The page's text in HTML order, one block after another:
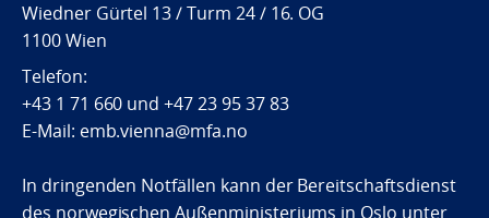
Wiedner Gürtel 13 / Turm 24 / 16. OG
1100 Wien
Telefon:
+43 1 71 660 und+47 23 95 37 83
E-Mail: emb.vienna@mfa.no
In dringenden Notfällen kann der Bereitschaftsdienst
des norwegischen Außenministeriums in Oslo unter